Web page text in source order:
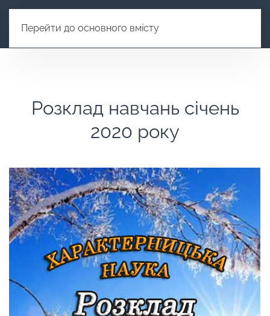
Перейти до основного вмісту
Розклад навчань січень
2020 року